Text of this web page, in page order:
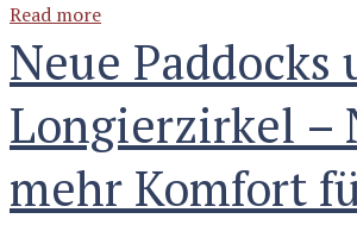
Read more
Neue Paddocks
Longierzirkel –
mehr Komfort